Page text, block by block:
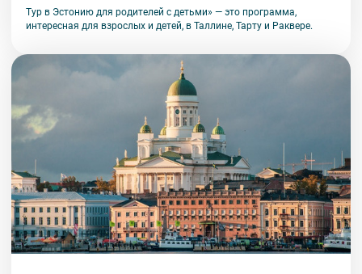
Тур в Эстонию для родителей с детьми» — это программа,
интересная для взрослых и детей, в Таллине, Тарту и Раквере.